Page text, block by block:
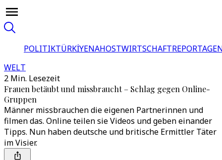
POLITIKTÜRKİYENAHOSTWIRTSCHAFT
WELT
2 Min. Lesezeit
Frauen betäubt und missbraucht – Schlag gegen Online-
Gruppen
Männer missbrauchen die eigenen Partnerinnen und
filmen das. Online teilen sie Videos und geben einander
Tipps. Nun haben deutsche und britische Ermittler Täter
im Visier.